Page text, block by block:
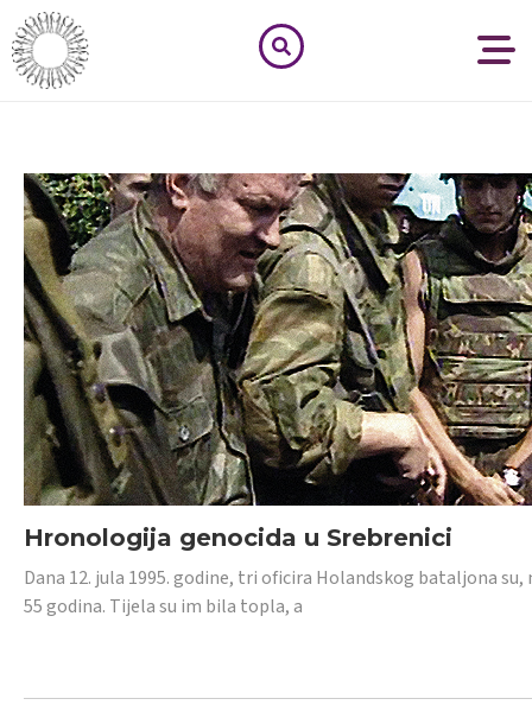
Hronologija genocida u Srebrenici
Dana 12. jula 1995. godine, tri oficira Holandskog bataljona
55 godina. Tijela su im bila topla, a